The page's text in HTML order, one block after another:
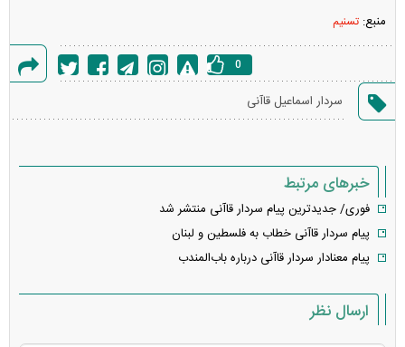
منبع: تسنیم
خطا
0
سردار اسماعیل قاآنی
خبرهای مرتبط
فوری/ جدیدترین پیام سردار قاآنی منتشر شد
پیام سردار قاآنی خطاب به فلسطین و لبنان
پیام معنادار سردار قاآنی درباره باب‌المندب
ارسال نظر